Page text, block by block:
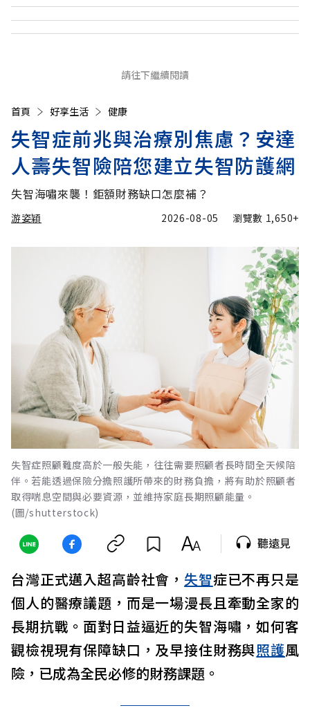
請往下繼續閱讀
首頁 好享生活 健康
失智症前兆與治療別焦慮？安達
人壽失智險陪您建立失智防護網
失智海嘯來襲！鉅額財務缺口怎麼補？
游姿穎 2026-08-05 瀏覽數 1,650+
失智症照顧難度高於一般失能，往往需要照顧者長時間全天候陪
伴。若能透過保險分擔照護所帶來的財務負擔，將有助於照顧者
取得喘息空間與必要資源，並維持家庭長期照顧能量。
(圖/shutterstock)
聽遠見
台灣正式邁入超高齡社會， 失智症已不再只是
個人的醫療議題，而是一場漫長且牽動全家的
長期抗戰。面對日益逼近的失智海嘯，如何客
觀檢視現有保障缺口，及早接住財務與照護風
險，已成為全民必修的財務課題。